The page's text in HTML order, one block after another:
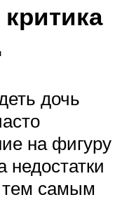
дочь
на фигуру
недостатки
тем самым